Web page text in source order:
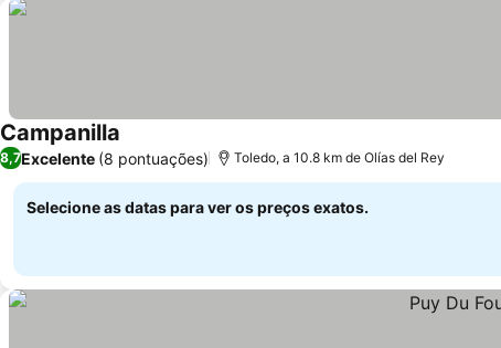
Campanilla
8,7Excelente (8 pontuações) Toledo, a 10.8 km de Olías del Rey
Selecione as datas para ver os preços exatos.